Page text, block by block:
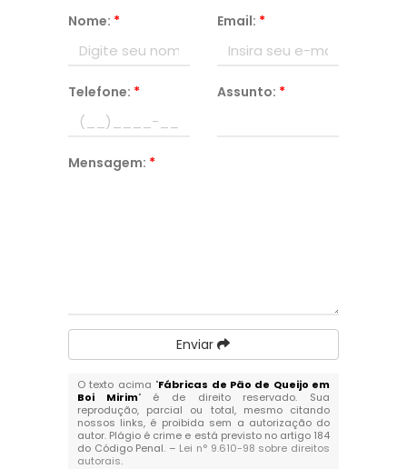
Nome: * Email: *
Telefone: * Assunto: *
Mensagem: *
Enviar
O texto acima "Fábricas de Pão de Queijo em
Boi Mirim" é de direito reservado. Sua
reprodução, parcial ou total, mesmo citando
nossos links, é proibida sem a autorização do
autor. Plágio é crime e está previsto no artigo 184
do Código Penal. – Lei n° 9.610-98 sobre direitos
autorais.